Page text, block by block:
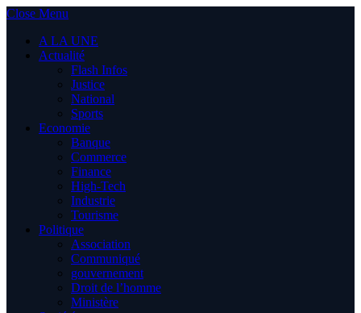
Close Menu
A LA UNE
Actualité
Flash Infos
Justice
National
Sports
Economie
Banque
Commerce
Finance
High-Tech
Industrie
Tourisme
Politique
Association
Communiqué
gouvernement
Droit de l’homme
Ministère